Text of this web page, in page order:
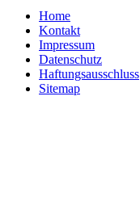
Home
Kontakt
Impressum
Datenschutz
Haftungsausschluss
Sitemap